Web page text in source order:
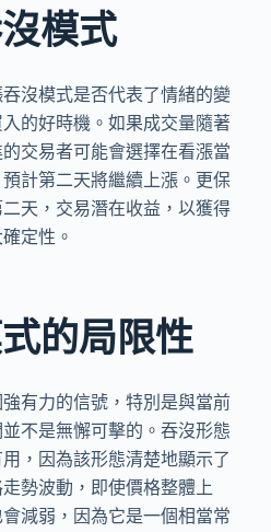
模式
沒模式是否代表了情緒的變
的好時機。如果成交量隨著
交易者可能會選擇在看漲當
計第二天將繼續上漲。更保
天，交易潛在收益，以獲得
定性。
的局限性
有力的信號，特別是與當前
不是無懈可擊的。吞沒形態
，因為該形態清楚地顯示了
勢波動，即使價格整體上
減弱，因為它是一個相當常